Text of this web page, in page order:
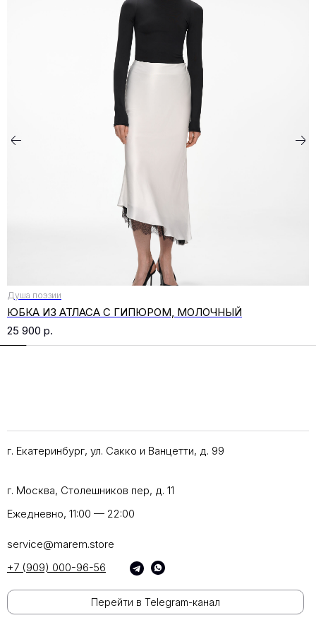
Душа поэзии
ЮБКА ИЗ АТЛАСА С ГИПЮРОМ, МОЛОЧНЫЙ
25 900 р.
+7 (909) 000-96-56
service@marem.store
Ежедневно, 11:00 — 22:00
г. Екатеринбург, ул. Сакко и Ванцетти, д. 99
г. Москва, Столешников пер, д. 11
Перейти в Telegram-канал